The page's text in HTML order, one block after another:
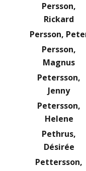
Persson,
Rickard
Persson,
Persson,
Magnus
Petersson,
Jenny
Petersson,
Helene
Pethrus,
Désirée
Pettersson,